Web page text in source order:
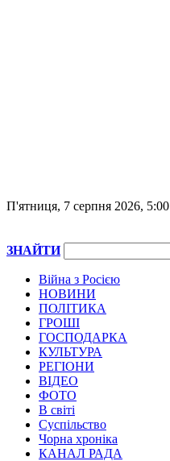
П'ятниця, 7 серпня 2026, 5:00
ЗНАЙТИ
Війна з Росією
НОВИНИ
ПОЛІТИКА
ГРОШІ
ГОСПОДАРКА
КУЛЬТУРА
РЕГІОНИ
ВІДЕО
ФОТО
В світі
Суспільство
Чорна хроніка
КАНАЛ РАДА